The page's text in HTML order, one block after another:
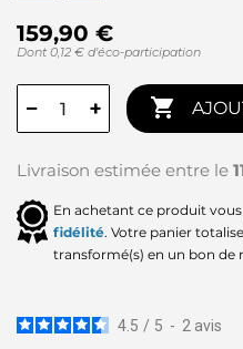
159,90 €
Dont 0,12 € d'éco-participation
− + 
Livraison estimée entre le
En achetant ce produit
fidélité. Votre panier
transformé(s) en un bon de
4.5 / 5 - 2 avis